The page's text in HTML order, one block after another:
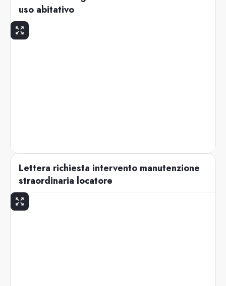
uso abitativo
Lettera richiesta intervento manutenzione
straordinaria locatore